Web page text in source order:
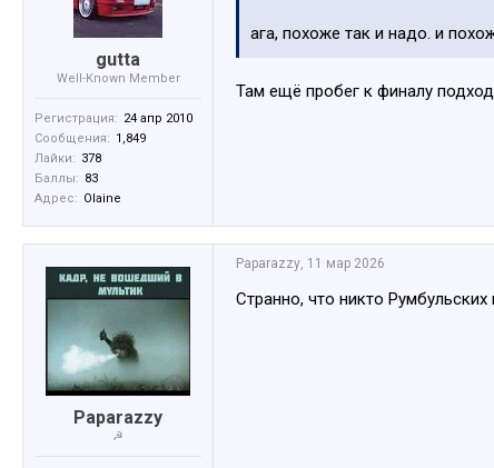
gutta
Well-Known Member
Регистрация: 24 апр 2010
Сообщения: 1,849
Лайки: 378
Баллы: 83
Адрес: Olaine
ага, похоже так и надо. и
Там ещё пробег к финалу
Paparazzy
☭
Paparazzy, 11 мар 2026
Странно, что никто Румбульских